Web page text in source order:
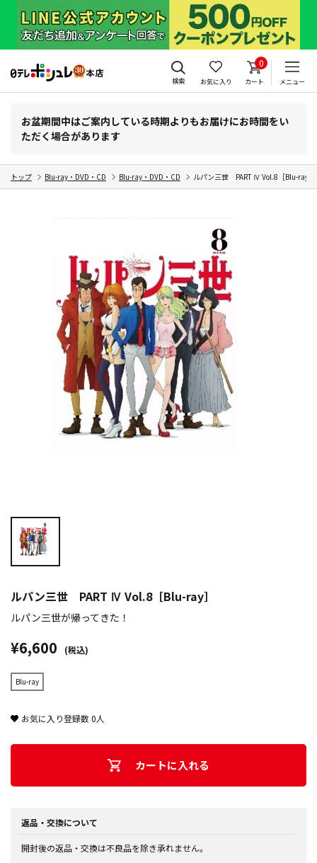
検索 お気に入り
0
カート メニュー
お盆期間中はご案内している時期よりもお届けにお時間をい
ただく場合があります
トップ Blu-ray・DVD・CD Blu-ray・DVD・CD ルパン三世 PART Ⅳ Vol.8［Blu-ray］
ルパン三世 PART Ⅳ Vol.8［Blu-ray］
ルパン三世が帰ってきた！
¥6,600 (税込)
Blu-ray
お気に入り登録数0人
カートに入れる
返品・交換について
開封後の返品・交換は不良品を除き承れません。